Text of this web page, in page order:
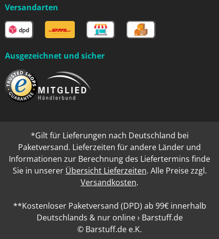
Versandarten
Ausgezeichnet und sicher
*Gilt für Lieferungen nach Deutschland bei
Paketversand. Lieferzeiten für andere Länder und
Informationen zur Berechnung des Liefertermins finde
Sie in unserer Übersicht Lieferzeiten. Alle Preise zzgl.
Versandkosten.
**Kostenloser Paketversand (DPD) ab 99€ innerhalb
Deutschlands & nur online › Barstuff.de
© Barstuff.de e.K.